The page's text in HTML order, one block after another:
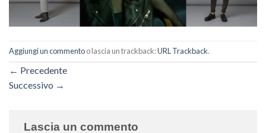
Aggiungi un commentoo lascia un trackback:URL Trackback.
← Precedente
Successivo →
Lascia un commento